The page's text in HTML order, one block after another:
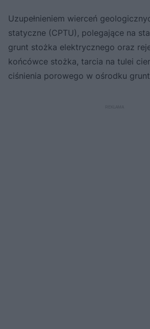
Uzupełnieniem wierceń
statyczne (CPTU), polegające na
grunt stożka elektrycznego oraz
końcówce stożka, tarcia na tulei
ciśnienia porowego w ośrodku